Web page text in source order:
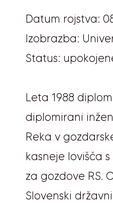
Datum rojstva:
Izobrazba:
Status:
Leta 1988
diplomirani
Reka v
kasneje lovišča
za gozdove RS.
Slovenski